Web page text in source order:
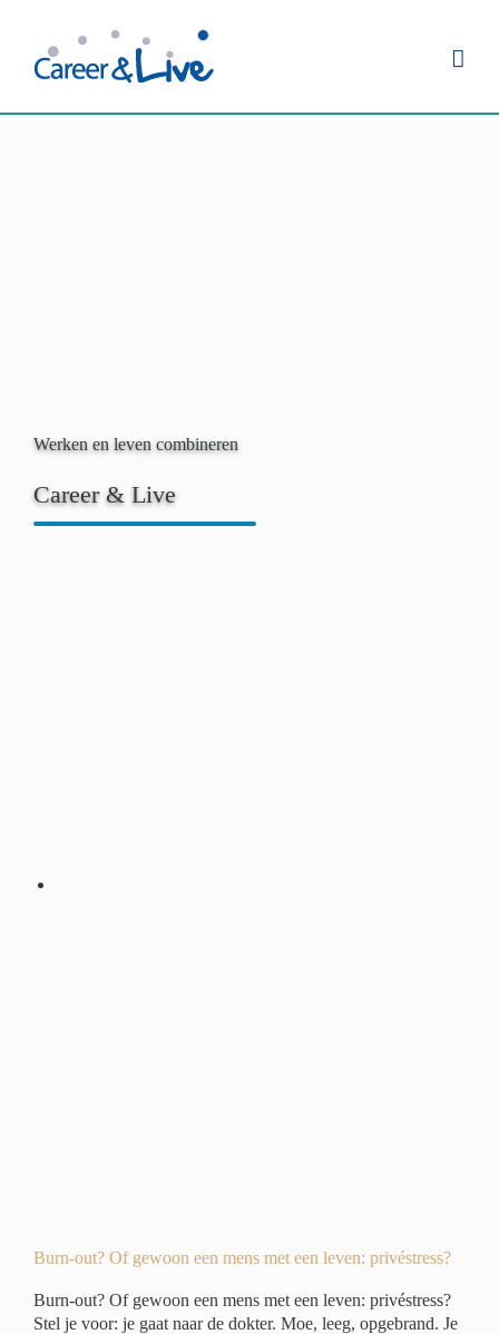
inhoud
Werken en leven combineren
Career & Live
Burn-out? Of gewoon een mens met een leven: privéstress?
Burn-out? Of gewoon een mens met een leven: privéstress?
Stel je voor: je gaat naar de dokter. Moe, leeg, opgebrand. Je